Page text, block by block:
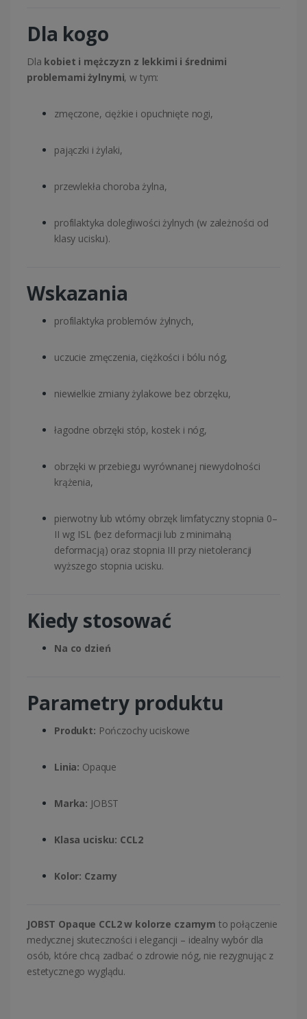
Dla kogo
Dla kobiet i mężczyzn z lekkimi i średnimi
problemami żylnymi, w tym:
zmęczone, ciężkie i opuchnięte nogi,
pajączki i żylaki,
przewlekła choroba żylna,
profilaktyka dolegliwości żylnych (w zależności od
klasy ucisku).
Wskazania
profilaktyka problemów żylnych,
uczucie zmęczenia, ciężkości i bólu nóg,
niewielkie zmiany żylakowe bez obrzęku,
łagodne obrzęki stóp, kostek i nóg,
obrzęki w przebiegu wyrównanej niewydolności
krążenia,
pierwotny lub wtórny obrzęk limfatyczny stopnia 0–
II wg ISL (bez deformacji lub z minimalną
deformacją) oraz stopnia III przy nietolerancji
wyższego stopnia ucisku.
Kiedy stosować
Na co dzień
Parametry produktu
Produkt: Pończochy uciskowe
Linia: Opaque
Marka: JOBST
Klasa ucisku: CCL2
Kolor: Czarny
JOBST Opaque CCL2 w kolorze czarnym to połączenie
medycznej skuteczności i elegancji – idealny wybór dla
osób, które chcą zadbać o zdrowie nóg, nie rezygnując z
estetycznego wyglądu.